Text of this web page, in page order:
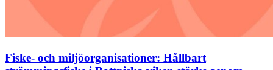
Fiske- och miljöorganisationer: Hållbart